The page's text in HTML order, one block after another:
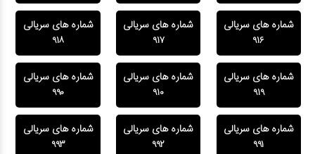
شماره های سریالی
۹۱۶
شماره های سریالی
۹۱۷
شماره های سریالی
۹۱۸
شماره های سریالی
۹۱۹
شماره های سریالی
۹۱۰
شماره های سریالی
۹۹۰
شماره های سریالی
۹۹۱
شماره های سریالی
۹۹۲
شماره های سریالی
۹۹۳